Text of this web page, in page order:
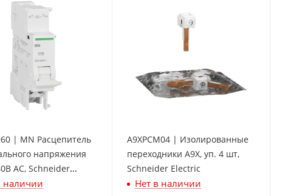
| MN Расцепитель
напряжения
AC, Schneider
наличии
A9XPCM04 | Изолированные
переходники A9X, уп. 4 шт,
Schneider Electric
Нет в наличии